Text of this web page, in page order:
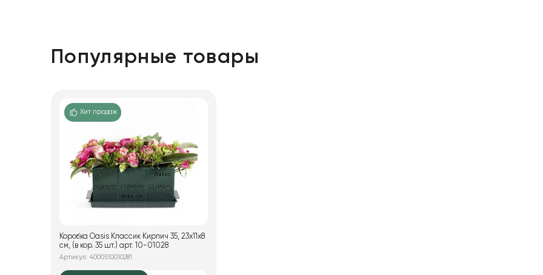
Хлопок
Сухоцветы в ассортименте
Популярные товары
Хит продаж
Коробка Oasis Классик Кирпич 35, 23x11x8
см, (в кор. 35 шт.) арт. 10-01028
Артикул: 4000510010281